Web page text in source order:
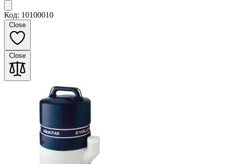
Код: 10100010
Close
Close